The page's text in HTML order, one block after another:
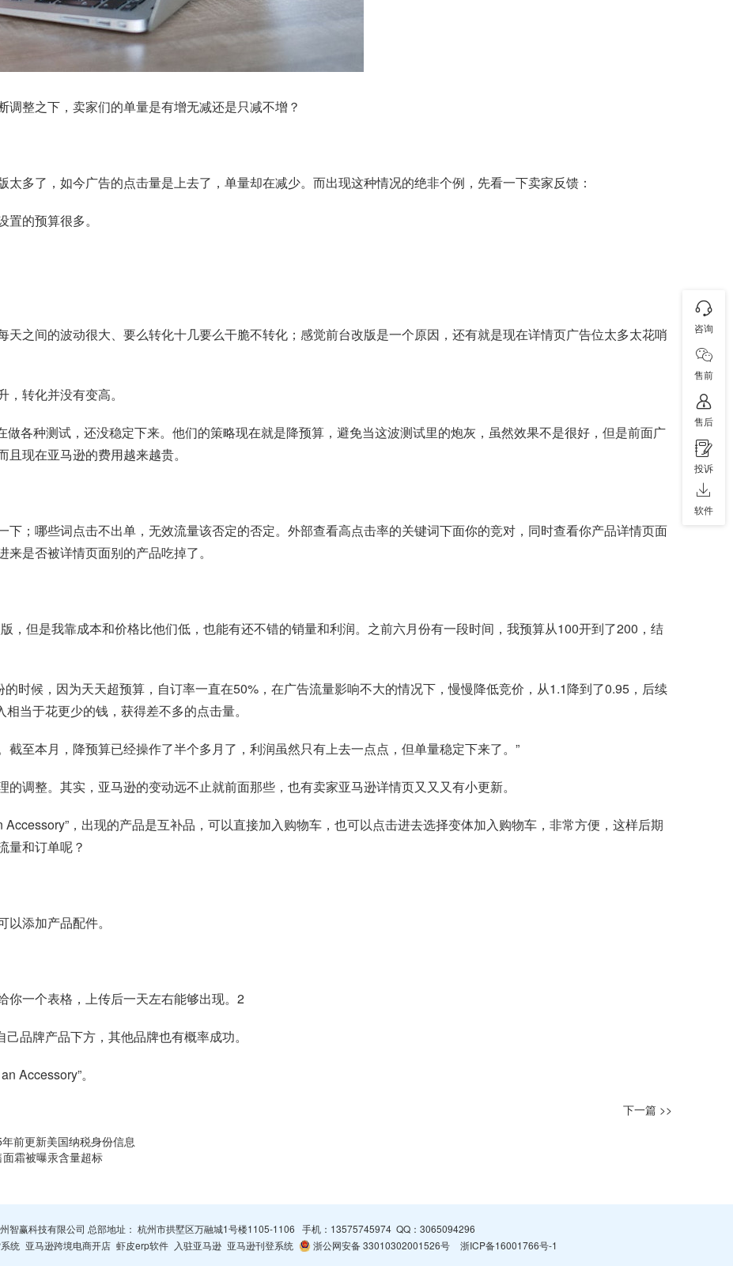
整之下，卖家们的单量是有增无减还是只减不增？
多了，如今广告的点击量是上去了，单量却在减少。而出现这种情况的绝非个例，先看一下卖家反馈：
的预算很多。
之间的波动很大、要么转化十几要么干脆不转化；感觉前台改版是一个原因，还有就是现在详情页广告位太多太花哨
转化并没有变高。
各种测试，还没稳定下来。他们的策略现在就是降预算，避免当这波测试里的炮灰，虽然效果不是很好，但是前面广
现在亚马逊的费用越来越贵。
下；哪些词点击不出单，无效流量该否定的否定。外部查看高点击率的关键词下面你的竞对，同时查看你产品详情页面
是否被详情页面别的产品吃掉了。
，但是我靠成本和价格比他们低，也能有还不错的销量和利润。之前六月份有一段时间，我预算从100开到了200，结
时候，因为天天超预算，自订率一直在50%，在广告流量影响不大的情况下，慢慢降低竞价，从1.1降到了0.95，后续
当于花更少的钱，获得差不多的点击量。
至本月，降预算已经操作了半个多月了，利润虽然只有上去一点点，但单量稳定下来了。”
调整。其实，亚马逊的变动远不止就前面那些，也有卖家亚马逊详情页又又又有小更新。
，出现的产品是互补品，可以直接加入购物车，也可以点击进去选择变体加入购物车，非常方便，这样后期
量和订单呢？
添加产品配件。
你一个表格，上传后一天左右能够出现。2
品牌产品下方，其他品牌也有概率成功。
Accessory”。
下一篇 >>
前更新美国纳税身份信息
霜被曝汞含量超标
智赢科技有限公司 总部地址： 杭州市拱墅区万融城1号楼1105-1106 手机： 13575745974QQ： 3065094296
统 亚马逊跨境电商开店 虾皮erp软件 入驻亚马逊 亚马逊刊登系统 浙公网安备 33010302001526号 浙ICP备16001766号-1
咨询
售前
售后
投诉
软件